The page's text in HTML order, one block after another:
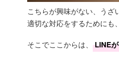
こちらが興味がない、うざ
適切な対応をするためにも
そこでここからは、 LINE